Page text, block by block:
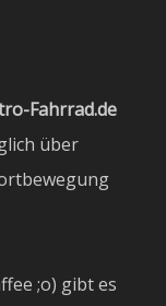
Fahrrad.de
über
;o) gibt es